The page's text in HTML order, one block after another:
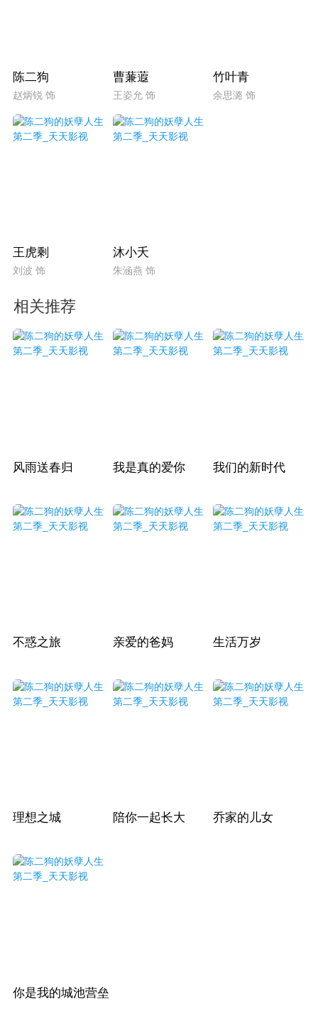
陈二狗
赵炳锐 饰
曹蒹蕸
王姿允 饰
竹叶青
余思潞 饰
王虎剩
刘波 饰
沐小夭
朱涵燕 饰
相关推荐
风雨送春归 我是真的爱你 我们的新时代
不惑之旅 亲爱的爸妈 生活万岁
理想之城 陪你一起长大 乔家的儿女
你是我的城池营垒